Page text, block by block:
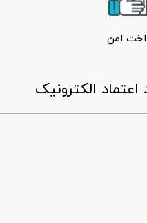
امن
اعتماد الکترونیک